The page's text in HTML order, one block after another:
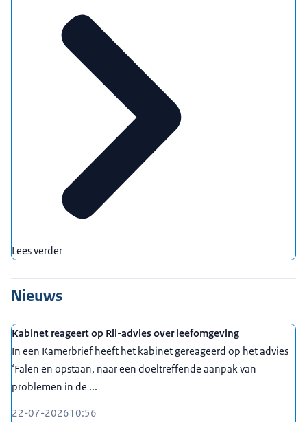
Lees verder
Nieuws
Kabinet reageert op Rli-advies over leefomgeving
In een Kamerbrief heeft het kabinet gereageerd op het advies
‘Falen en opstaan, naar een doeltreffende aanpak van
problemen in de ...
22-07-202610:56